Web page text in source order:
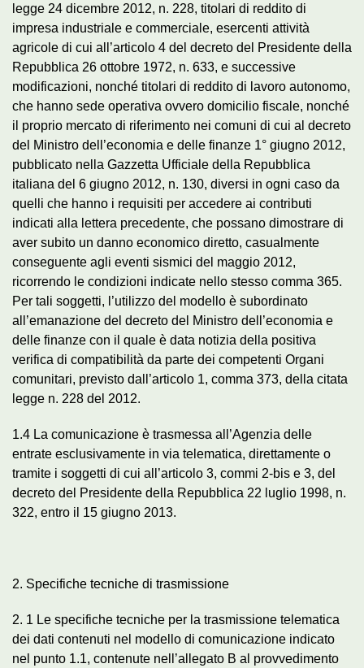
legge 24 dicembre 2012, n. 228, titolari di reddito di
impresa industriale e commerciale, esercenti attività
agricole di cui all’articolo 4 del decreto del Presidente della
Repubblica 26 ottobre 1972, n. 633, e successive
modificazioni, nonché titolari di reddito di lavoro autonomo,
che hanno sede operativa ovvero domicilio fiscale, nonché
il proprio mercato di riferimento nei comuni di cui al decreto
del Ministro dell’economia e delle finanze 1° giugno 2012,
pubblicato nella Gazzetta Ufficiale della Repubblica
italiana del 6 giugno 2012, n. 130, diversi in ogni caso da
quelli che hanno i requisiti per accedere ai contributi
indicati alla lettera precedente, che possano dimostrare di
aver subito un danno economico diretto, casualmente
conseguente agli eventi sismici del maggio 2012,
ricorrendo le condizioni indicate nello stesso comma 365.
Per tali soggetti, l’utilizzo del modello è subordinato
all’emanazione del decreto del Ministro dell’economia e
delle finanze con il quale è data notizia della positiva
verifica di compatibilità da parte dei competenti Organi
comunitari, previsto dall’articolo 1, comma 373, della citata
legge n. 228 del 2012.
1.4 La comunicazione è trasmessa all’Agenzia delle
entrate esclusivamente in via telematica, direttamente o
tramite i soggetti di cui all’articolo 3, commi 2-bis e 3, del
decreto del Presidente della Repubblica 22 luglio 1998, n.
322, entro il 15 giugno 2013.
2. Specifiche tecniche di trasmissione
2. 1 Le specifiche tecniche per la trasmissione telematica
dei dati contenuti nel modello di comunicazione indicato
nel punto 1.1, contenute nell’allegato B al provvedimento